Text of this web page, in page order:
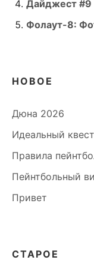
Дайджест #9
Фолаут-8:
НОВОЕ
Дюна 2026
Идеальный квест
Правила
Пейнтбольный
Привет
СТАРОЕ